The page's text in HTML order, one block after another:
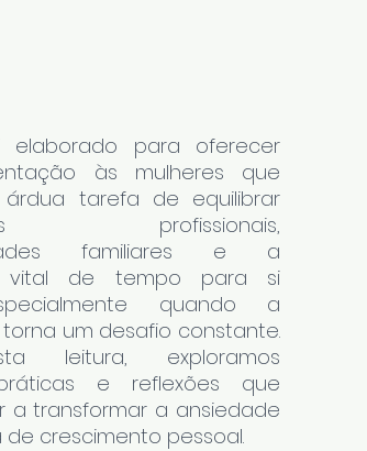
elaborado para oferecer
às mulheres que
tarefa de equilibrar
profissionais,
familiares e a
vital de tempo para si
quando a
um desafio constante.
leitura, exploramos
e reflexões que
a transformar a ansiedade
crescimento pessoal.